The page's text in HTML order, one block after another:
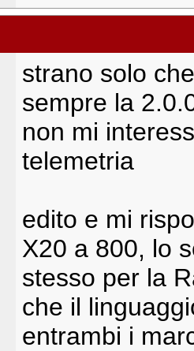
strano solo
sempre la
non mi
telemetria
edito e mi
X20 a 800, lo
stesso per la
che il
entrambi i